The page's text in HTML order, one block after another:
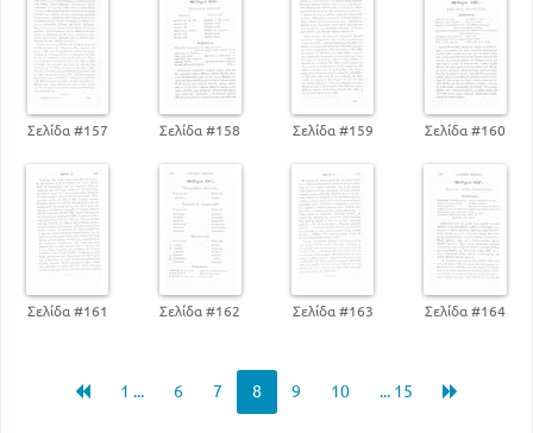
Σελίδα #157 Σελίδα #158 Σελίδα #159 Σελίδα #160
Σελίδα #161 Σελίδα #162 Σελίδα #163 Σελίδα #164
1 ... 6 7 8 9 10 ... 15